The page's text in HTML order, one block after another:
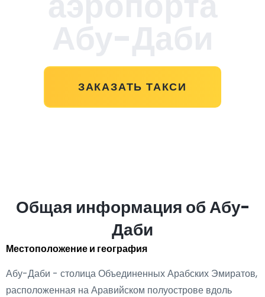
ЗАКАЗАТЬ ТАКСИ
Общая информация об Абу-
Даби
Местоположение и география
Абу-Даби - столица Объединенных Арабских Эмиратов,
расположенная на Аравийском полуострове вдоль